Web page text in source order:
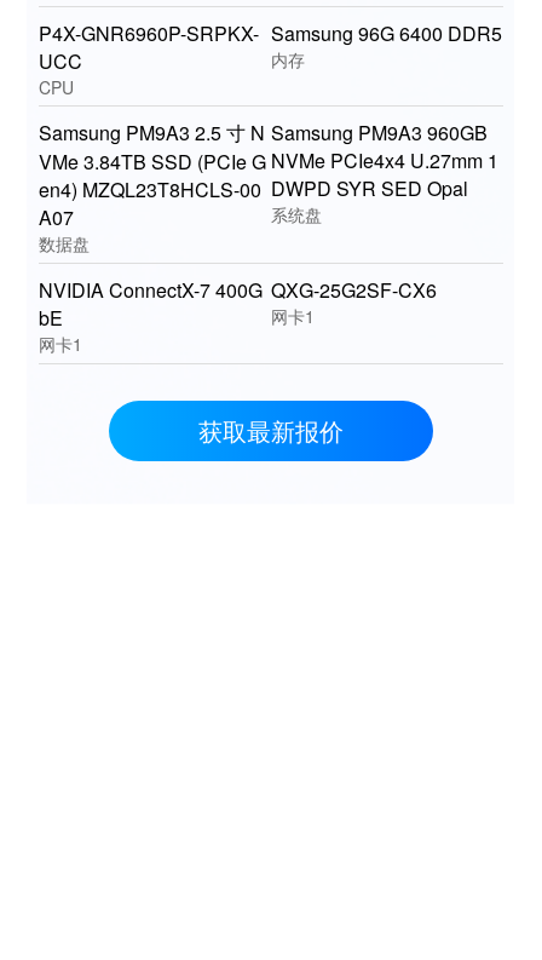
P4X-GNR6960P-SRPKX-
UCC
CPU
Samsung 96G 6400 DDR5
内存
Samsung PM9A3 2.5 寸 N
VMe 3.84TB SSD (PCIe G
en4) MZQL23T8HCLS-00
A07
数据盘
Samsung PM9A3 960GB
NVMe PCIe4x4 U.27mm 1
DWPD SYR SED Opal
系统盘
NVIDIA ConnectX-7 400G
bE
网卡1
QXG-25G2SF-CX6
网卡1
获取最新报价